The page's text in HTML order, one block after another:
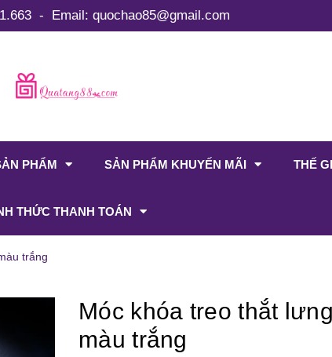
- Email: quochao85@gmail.com
PHẨM SẢN PHẨM KHUYẾN MÃI THẾ
THỨC THANH TOÁN
trắng
Móc khóa treo thắt
màu trắng